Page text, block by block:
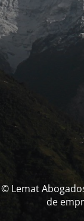
© Lemat
de